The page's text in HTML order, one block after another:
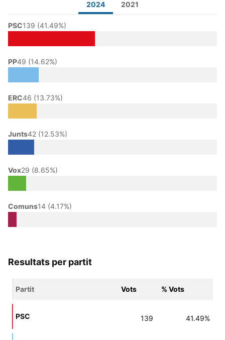
2024 2021
PSC139 (41.49%)
PP49 (14.62%)
ERC46 (13.73%)
Junts42 (12.53%)
Vox29 (8.65%)
Comuns14 (4.17%)
Resultats per partit
Partit Vots % Vots
PSC 139 41.49%